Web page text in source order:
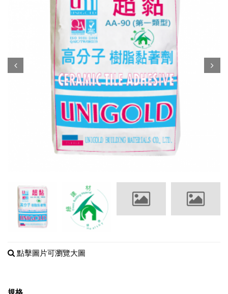
Prev Next
點擊圖片可瀏覽大圖